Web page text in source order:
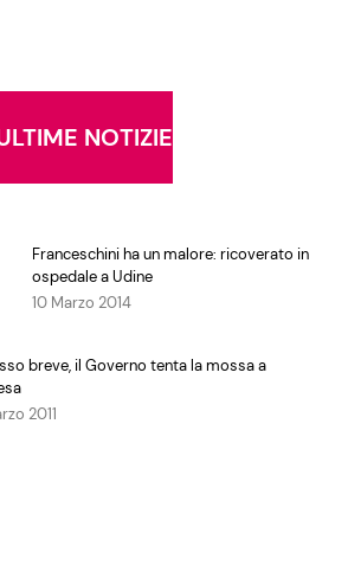
NOTIZIE
Franceschini ha un malore: ricoverato in
ospedale a Udine
10 Marzo 2014
breve, il Governo tenta la mossa a
2011